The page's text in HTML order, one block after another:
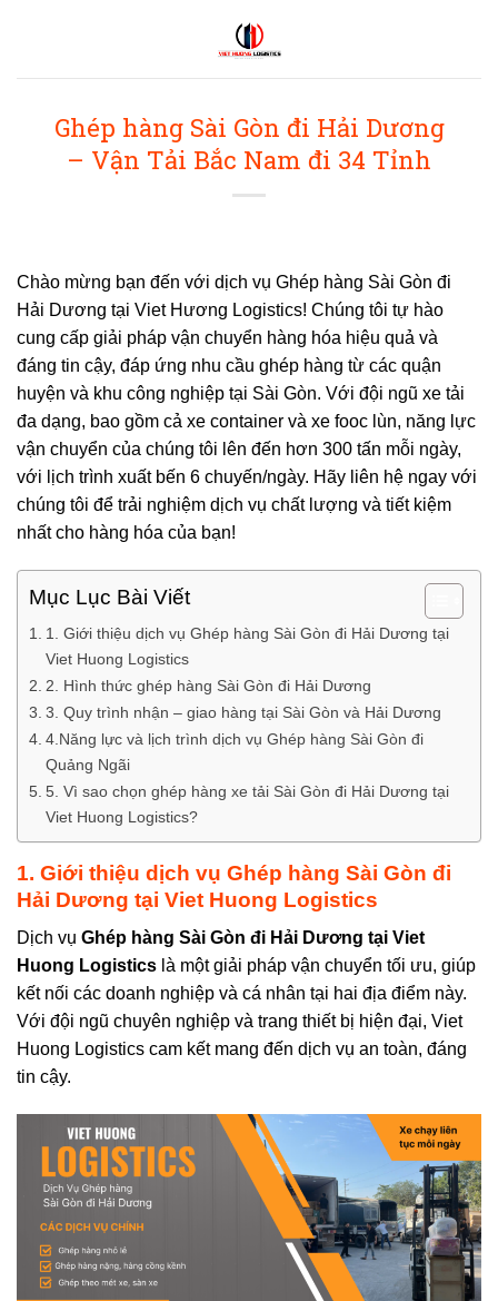
Ghép hàng Sài Gòn đi Hải Dương
– Vận Tải Bắc Nam đi 34 Tỉnh
Chào mừng bạn đến với dịch vụ Ghép hàng Sài Gòn đi
Hải Dương tại Viet Hương Logistics! Chúng tôi tự hào
cung cấp giải pháp vận chuyển hàng hóa hiệu quả và
đáng tin cậy, đáp ứng nhu cầu ghép hàng từ các quận
huyện và khu công nghiệp tại Sài Gòn. Với đội ngũ xe tải
đa dạng, bao gồm cả xe container và xe fooc lùn, năng lực
vận chuyển của chúng tôi lên đến hơn 300 tấn mỗi ngày,
với lịch trình xuất bến 6 chuyến/ngày. Hãy liên hệ ngay với
chúng tôi để trải nghiệm dịch vụ chất lượng và tiết kiệm
nhất cho hàng hóa của bạn!
Mục Lục Bài Viết
1. Giới thiệu dịch vụ Ghép hàng Sài Gòn đi Hải Dương tại
Viet Huong Logistics
2. Hình thức ghép hàng Sài Gòn đi Hải Dương
3. Quy trình nhận – giao hàng tại Sài Gòn và Hải Dương
4.Năng lực và lịch trình dịch vụ Ghép hàng Sài Gòn đi
Quảng Ngãi
5. Vì sao chọn ghép hàng xe tải Sài Gòn đi Hải Dương tại
Viet Huong Logistics?
1. Giới thiệu dịch vụ Ghép hàng Sài Gòn đi
Hải Dương tại Viet Huong Logistics
Dịch vụ Ghép hàng Sài Gòn đi Hải Dương tại Viet
Huong Logistics là một giải pháp vận chuyển tối ưu, giúp
kết nối các doanh nghiệp và cá nhân tại hai địa điểm này.
Với đội ngũ chuyên nghiệp và trang thiết bị hiện đại, Viet
Huong Logistics cam kết mang đến dịch vụ an toàn, đáng
tin cậy.